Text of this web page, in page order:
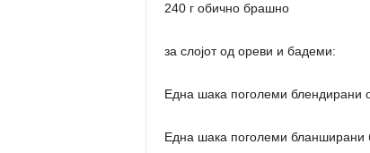
240 г обично брашно
за слојот од ореви и бадеми:
Една шака поголеми блендирани
Една шака поголеми бланширани